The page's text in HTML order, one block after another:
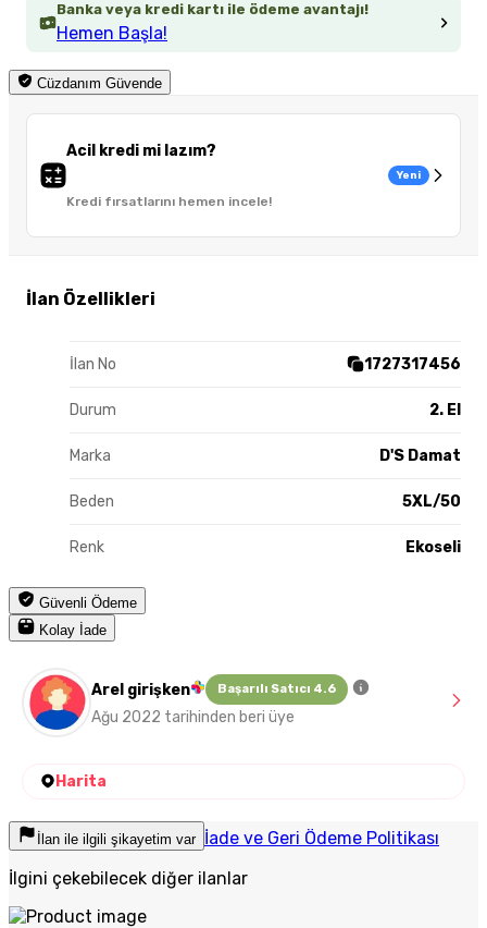
Banka veya kredi kartı ile ödeme avantajı!
Hemen Başla!
Cüzdanım Güvende
Acil kredi mi lazım?
Kredi fırsatlarını hemen incele!
Yeni
İlan Özellikleri
İlan No 1727317456
Durum 2. El
Marka D'S Damat
Beden 5XL/50
Renk Ekoseli
Güvenli Ödeme
Kolay İade
Arel girişken Başarılı Satıcı 4.6
Ağu 2022 tarihinden beri üye
Harita
İlan ile ilgili şikayetim var İade ve Geri Ödeme Politikası
İlgini çekebilecek diğer ilanlar